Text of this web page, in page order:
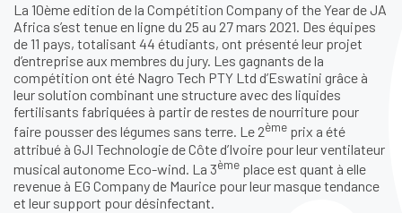
La 10ème edition de la Compétition Company of the Year de JA
Africa s’est tenue en ligne du 25 au 27 mars 2021. Des équipes
de 11 pays, totalisant 44 étudiants, ont présenté leur projet
d’entreprise aux membres du jury. Les gagnants de la
compétition ont été Nagro Tech PTY Ltd d’Eswatini grâce à
leur solution combinant une structure avec des liquides
fertilisants fabriquées à partir de restes de nourriture pour
faire pousser des légumes sans terre. Le 2ème prix a été
attribué à GJI Technologie de Côte d’Ivoire pour leur ventilateur
musical autonome Eco-wind. La 3ème place est quant à elle
revenue à EG Company de Maurice pour leur masque tendance
et leur support pour désinfectant.